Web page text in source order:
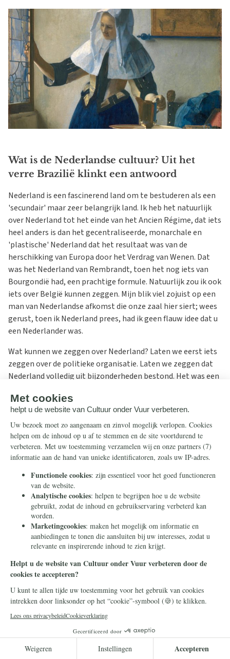
Wat is de Nederlandse cultuur? Uit het
verre Brazilië klinkt een antwoord
Nederland is een fascinerend land om te bestuderen als een
'secundair' maar zeer belangrijk land. Ik heb het natuurlijk
over Nederland tot het einde van het Ancien Régime, dat iets
heel anders is dan het gecentraliseerde, monarchale en
'plastische' Nederland dat het resultaat was van de
herschikking van Europa door het Verdrag van Wenen. Dat
was het Nederland van Rembrandt, toen het nog iets van
Bourgondië had, een prachtige formule. Natuurlijk zou ik ook
iets over België kunnen zeggen. Mijn blik viel zojuist op een
man van Nederlandse afkomst die onze zaal hier siert; wees
gerust, toen ik Nederland prees, had ik geen flauw idee dat u
een Nederlander was.
Wat kunnen we zeggen over Nederland? Laten we eerst iets
zeggen over de politieke organisatie. Laten we zeggen dat
Nederland volledig uit bijzonderheden bestond. Het was een
vormden wat de Fransen les états généraux de l'Hollande
noemden. Het was grofweg een geografisch gebied rond de
Rijn en gelegen aan zee, waar men al tegen de zee vocht met
dijken, enz., in een zeer karakteristiek landschap.
Christelijke beschavingLeestijd: 14 minuten
Lees verder
Laatste video's Alle video's